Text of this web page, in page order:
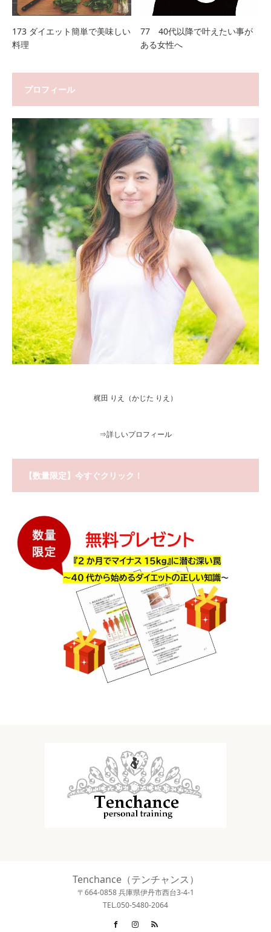
173 ダイエット簡単で美味しい
料理
77 40代以降で叶えたい事が
ある女性へ
プロフィール
梶田 りえ（かじた りえ）
⇒詳しいプロフィール
【数量限定】今すぐクリック！
Tenchance（テンチャンス）
〒664-0858 兵庫県伊丹市西台3-4-1
TEL.050-5480-2064
FacebookInstagram